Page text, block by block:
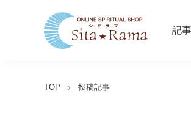
記
TOP 投稿記事